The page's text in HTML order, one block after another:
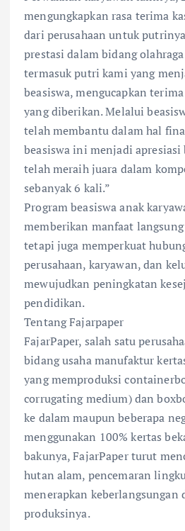
mengungkapkan rasa terima
dari perusahaan untuk
prestasi dalam bidang
termasuk putri kami yang
beasiswa, mengucapkan
yang diberikan. Melalui
telah membantu dalam hal
beasiswa ini menjadi
telah meraih juara dalam
sebanyak 6 kali.”
Program beasiswa anak
memberikan manfaat
tetapi juga memperkuat
perusahaan, karyawan, dan
mewujudkan peningkatan
pendidikan.
Tentang Fajarpaper
FajarPaper, salah satu
bidang usaha manufaktur
yang memproduksi
corrugating medium) dan
ke dalam maupun beberapa
menggunakan 100% kertas
bakunya, FajarPaper turut
hutan alam, pencemaran
menerapkan keberlangsungan
produksinya.